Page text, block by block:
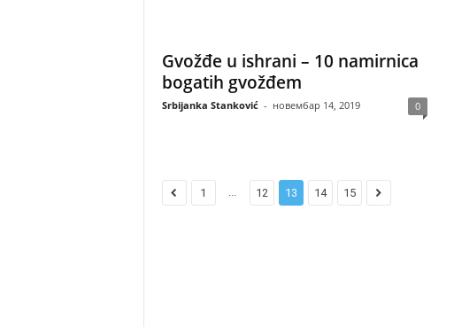
Gvožđe u ishrani – 10 namirnica
bogatih gvožđem
Srbijanka Stanković - новембар 14, 2019 0
1 ... 12 13 14 15